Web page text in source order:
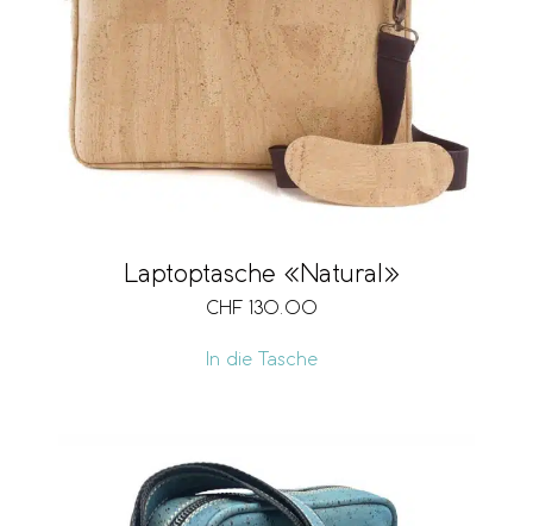
Laptoptasche «Natural»
CHF 130.00
In die Tasche